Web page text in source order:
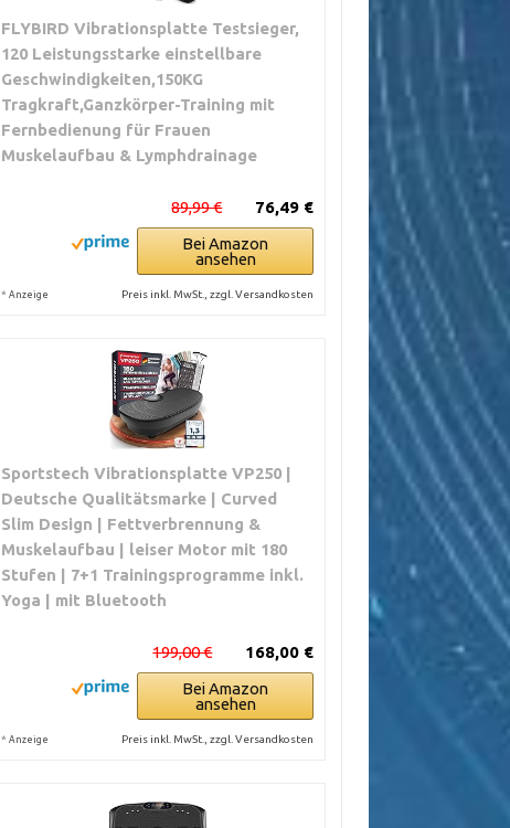
FLYBIRD Vibrationsplatte Testsieger,
120 Leistungsstarke einstellbare
Geschwindigkeiten,150KG
Tragkraft,Ganzkörper-Training mit
Fernbedienung für Frauen
Muskelaufbau & Lymphdrainage
76,49 €
89,99 €
Bei Amazon
ansehen
* Anzeige Preis inkl. MwSt., zzgl. Versandkosten
Sportstech Vibrationsplatte VP250 |
Deutsche Qualitätsmarke | Curved
Slim Design | Fettverbrennung &
Muskelaufbau | leiser Motor mit 180
Stufen | 7+1 Trainingsprogramme inkl.
Yoga | mit Bluetooth
168,00 €
199,00 €
Bei Amazon
ansehen
* Anzeige Preis inkl. MwSt., zzgl. Versandkosten